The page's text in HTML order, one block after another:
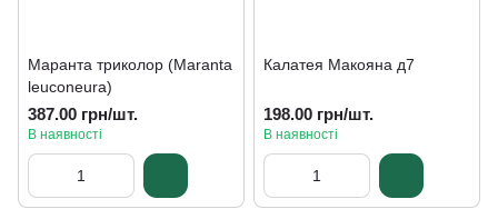
Маранта триколор (Maranta
leuconeura)
387.00 грн/шт.
В наявності
Калатея Макояна д7
198.00 грн/шт.
В наявності